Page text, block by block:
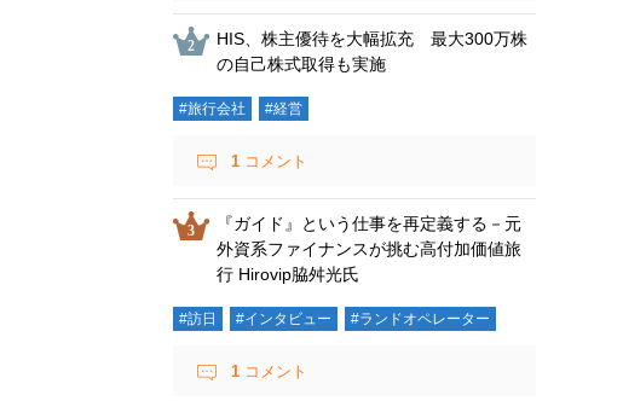
HIS、株主優待を大幅拡充 最大300万株
の自己株式取得も実施
#旅行会社 #経営
1 コメント
『ガイド』という仕事を再定義する－元
外資系ファイナンスが挑む高付加価値旅
行 Hirovip脇舛光氏
#訪日 #インタビュー #ランドオペレーター
1 コメント